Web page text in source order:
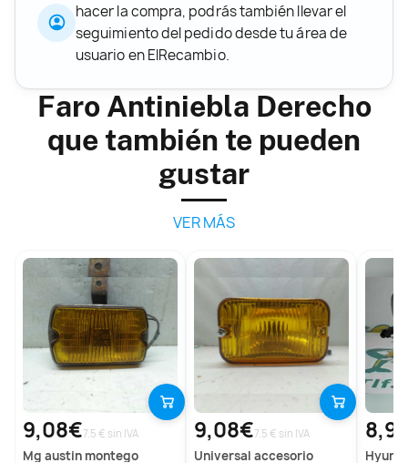
hacer la compra, podrás también llevar el
seguimiento del pedido desde tu área de
usuario en ElRecambio.
Faro Antiniebla Derecho
que también te pueden
gustar
VER MÁS
9,08€7.5 € sin IVA
mg austin montego
9,08€7.5 € sin IVA
universal accesorio